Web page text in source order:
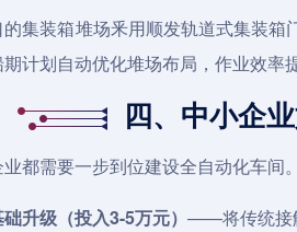
集装箱堆场釆用顺发轨道式集装箱
计划自动优化堆场布局，作业效率
四、中小企
都需要一步到位建设全自动化车间
升级（投入3-5万元）——将传统接